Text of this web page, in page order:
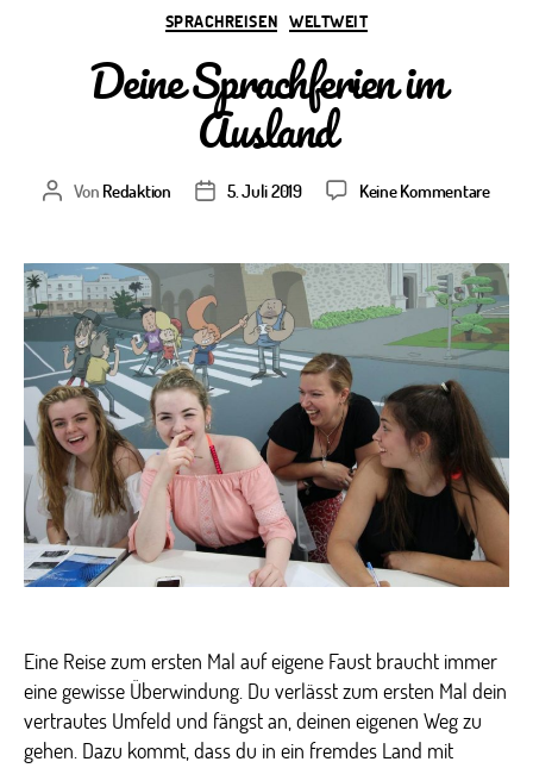
Kategorien
SPRACHREISEN WELTWEIT
Deine Sprachferien im
Ausland
Beitragsautor
Von Redaktion Veröffentlichungsdatum
5. Juli 2019 Keine Kommentarezu
im
Eine Reise zum ersten Mal auf eigene Faust braucht immer
eine gewisse Überwindung. Du verlässt zum ersten Mal dein
vertrautes Umfeld und fängst an, deinen eigenen Weg zu
gehen. Dazu kommt, dass du in ein fremdes Land mit